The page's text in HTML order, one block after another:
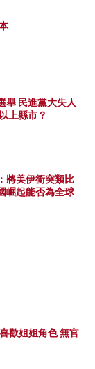
舉 民進黨大失人
上縣市？
將美伊衝突類比
崛起能否為全球
歡姐姐角色 無官